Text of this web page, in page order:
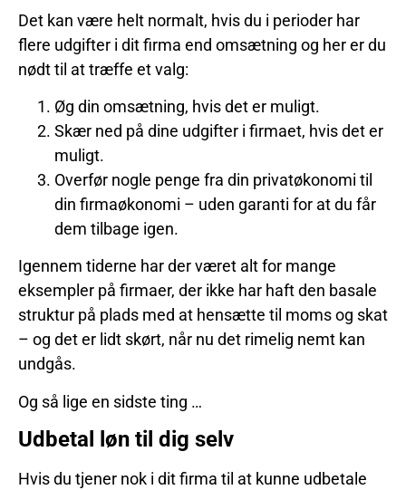
Det kan være helt normalt, hvis du i perioder har
flere udgifter i dit firma end omsætning og her er du
nødt til at træffe et valg:
Øg din omsætning, hvis det er muligt.
Skær ned på dine udgifter i firmaet, hvis det er
muligt.
Overfør nogle penge fra din privatøkonomi til
din firmaøkonomi – uden garanti for at du får
dem tilbage igen.
Igennem tiderne har der været alt for mange
eksempler på firmaer, der ikke har haft den basale
struktur på plads med at hensætte til moms og skat
– og det er lidt skørt, når nu det rimelig nemt kan
undgås.
Og så lige en sidste ting …
Udbetal løn til dig selv
Hvis du tjener nok i dit firma til at kunne udbetale